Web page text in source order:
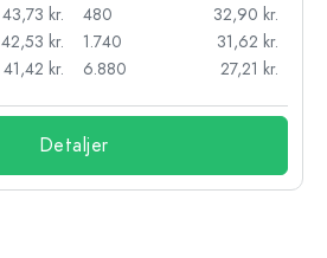
43,73 kr.
42,53 kr.
41,42 kr.
480
32,90 kr.
1.740
31,62 kr.
6.880
27,21 kr.
Detaljer